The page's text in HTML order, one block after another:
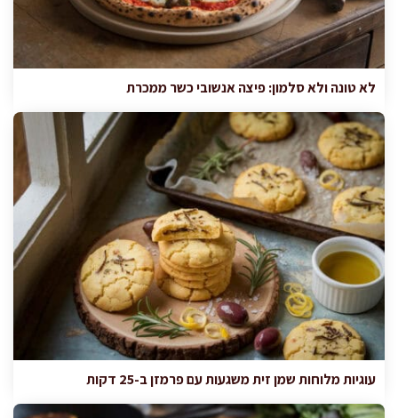
לא טונה ולא סלמון: פיצה אנשובי כשר ממכרת
עוגיות מלוחות שמן זית משגעות עם פרמזן ב-25 דקות